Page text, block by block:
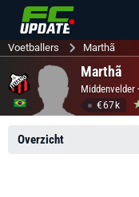
Voetballers Marthã
Marthã
Middenvelder
€67k
Overzicht